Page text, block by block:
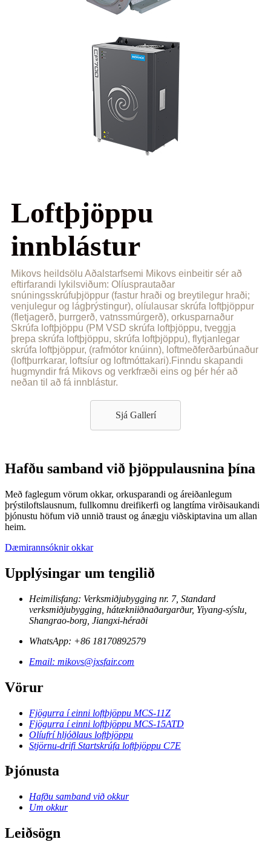
Loftþjöppu
innblástur
Mikovs heildsölu Aðalstarfsemi Mikovs einbeitir sér að
eftirfarandi lykilsviðum: Olíusprautaðar
snúningsskrúfuþjöppur (fastur hraði og breytilegur hraði;
venjulegur og lágþrýstingur), olíulausar skrúfa loftþjöppur
(fletjagerð, þurrgerð, vatnssmúrgerð), orkusparnaður
Skrúfa loftþjöppu (PM VSD skrúfa loftþjöppu, tveggja
þrepa skrúfa loftþjöppu, skrúfa loftþjöppu), flytjanlegar
skrúfa loftþjöppur, (rafmótor knúinn), loftmeðferðarbúnaður
(loftþurrkarar, loftsíur og loftmóttakari).Finndu skapandi
hugmyndir frá Mikovs og verkfræði eins og þér hér að
neðan til að fá innblástur.
Sjá Gallerí
Hafðu samband við þjöppulausnina þína
Með faglegum vörum okkar, orkusparandi og áreiðanlegum
þrýstiloftslausnum, fullkomnu dreifikerfi og langtíma virðisaukandi
þjónustu höfum við unnið traust og ánægju viðskiptavina um allan
heim.
Dæmirannsóknir okkar
Upplýsingar um tengilið
Heimilisfang: Verksmiðjubygging nr. 7, Standard
verksmiðjubygging, hátækniiðnaðargarður, Yiyang-sýslu,
Shangrao-borg, Jiangxi-héraði
WhatsApp: +86 18170892579
Email: mikovs@jxsfair.com
Vörur
Fjögurra í einni loftþjöppu MCS-11Z
Fjögurra í einni loftþjöppu MCS-15ATD
Olíufrí hljóðlaus loftþjöppu
Stjörnu-drifi Startskrúfa loftþjöppu C7E
Þjónusta
Hafðu samband við okkur
Um okkur
Leiðsögn